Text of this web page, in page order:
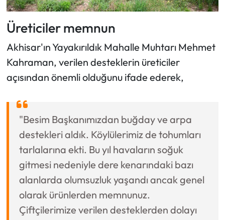
Üreticiler memnun
Akhisar'ın Yayakırıldık Mahalle Muhtarı Mehmet
Kahraman, verilen desteklerin üreticiler
açısından önemli olduğunu ifade ederek,
"Besim Başkanımızdan buğday ve arpa
destekleri aldık. Köylülerimiz de tohumları
tarlalarına ekti. Bu yıl havaların soğuk
gitmesi nedeniyle dere kenarındaki bazı
alanlarda olumsuzluk yaşandı ancak genel
olarak ürünlerden memnunuz.
Çiftçilerimize verilen desteklerden dolayı